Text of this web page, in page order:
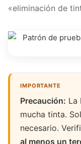
«eliminación de
Precaución: La
mucha tinta.
necesario.
al menos un